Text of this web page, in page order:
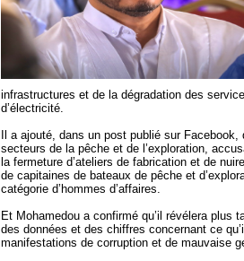
infrastructures et de la dégradation des
d’électricité.
Il a ajouté, dans un post publié sur
secteurs de la pêche et de l’exploration,
la fermeture d’ateliers de fabrication et de
de capitaines de bateaux de pêche et
catégorie d’hommes d’affaires.
Et Mohamedou a confirmé qu’il révélera plus
des données et des chiffres concernant ce
manifestations de corruption et de mauvaise